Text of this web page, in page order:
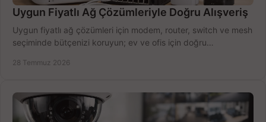
Uygun Fiyatlı Ağ Çözümleriyle Doğru Alışveriş
Uygun fiyatlı ağ çözümleri için modem, router, switch ve mesh
seçiminde bütçenizi koruyun; ev ve ofis için doğru
28 Temmuz 2026